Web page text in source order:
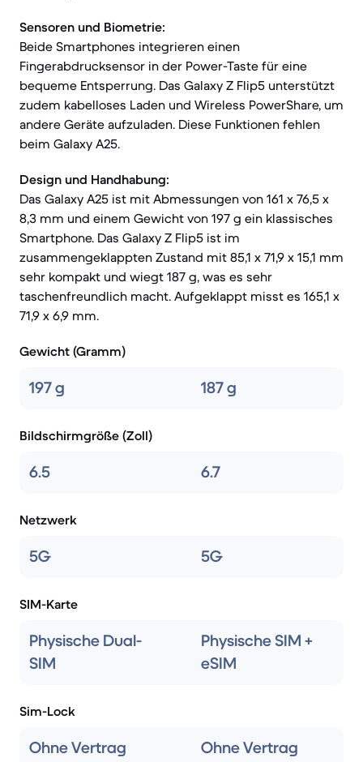
Sensoren und Biometrie:
Beide Smartphones integrieren einen
Fingerabdrucksensor in der Power-Taste für eine
bequeme Entsperrung. Das Galaxy Z Flip5 unterstützt
zudem kabelloses Laden und Wireless PowerShare, um
andere Geräte aufzuladen. Diese Funktionen fehlen
beim Galaxy A25.
Design und Handhabung:
Das Galaxy A25 ist mit Abmessungen von 161 x 76,5 x
8,3 mm und einem Gewicht von 197 g ein klassisches
Smartphone. Das Galaxy Z Flip5 ist im
zusammengeklappten Zustand mit 85,1 x 71,9 x 15,1 mm
sehr kompakt und wiegt 187 g, was es sehr
taschenfreundlich macht. Aufgeklappt misst es 165,1 x
71,9 x 6,9 mm.
Gewicht (Gramm)
197 g 187 g
Bildschirmgröße (Zoll)
6.5 6.7
Netzwerk
5G 5G
SIM-Karte
Physische Dual-
SIM
Physische SIM +
eSIM
Sim-Lock
Ohne Vertrag Ohne Vertrag